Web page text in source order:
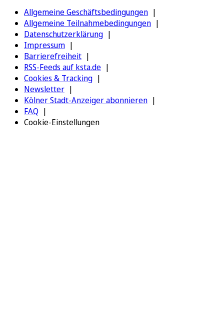
Allgemeine Geschäftsbedingungen
Allgemeine Teilnahmebedingungen
Datenschutzerklärung
Impressum
Barrierefreiheit
RSS-Feeds auf ksta.de
Cookies & Tracking
Newsletter
Kölner Stadt-Anzeiger abonnieren
FAQ
Cookie-Einstellungen